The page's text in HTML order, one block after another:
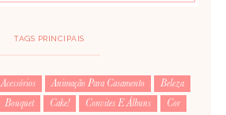
TAGS PRINCIPAIS
Acessórios Animação Para Casamento
Beleza
Bouquet Cake! Convites E Álbuns
Cor